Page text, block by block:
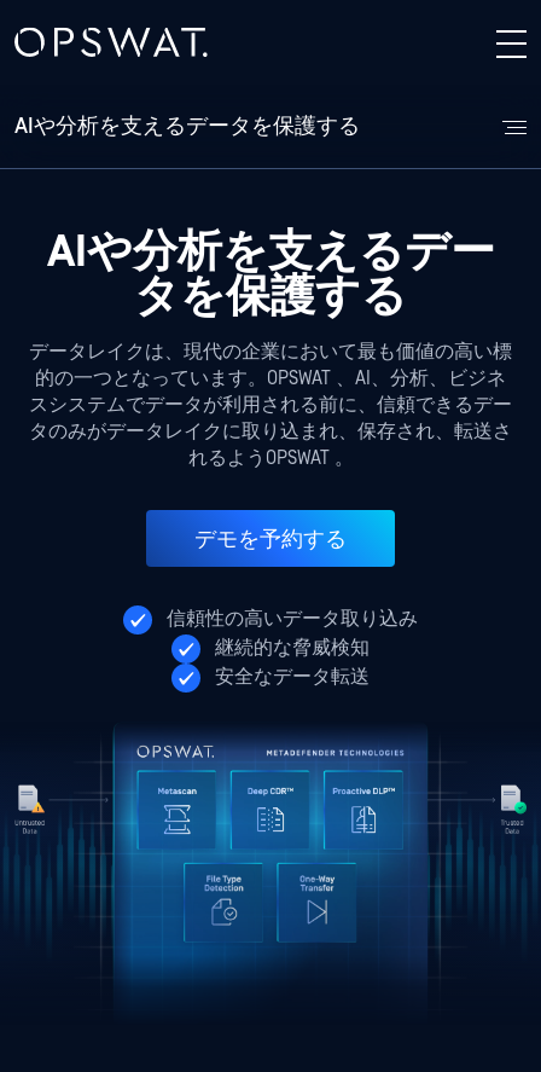
AIや分析を支えるデータを保護する
AIや分析を支えるデー
タを保護する
データレイクは、現代の企業において最も価値の高い標
的の一つとなっています。OPSWAT 、AI、分析、ビジネ
スシステムでデータが利用される前に、信頼できるデー
タのみがデータレイクに取り込まれ、保存され、転送さ
れるようOPSWAT 。
デモを予約する
信頼性の高いデータ取り込み
継続的な脅威検知
安全なデータ転送